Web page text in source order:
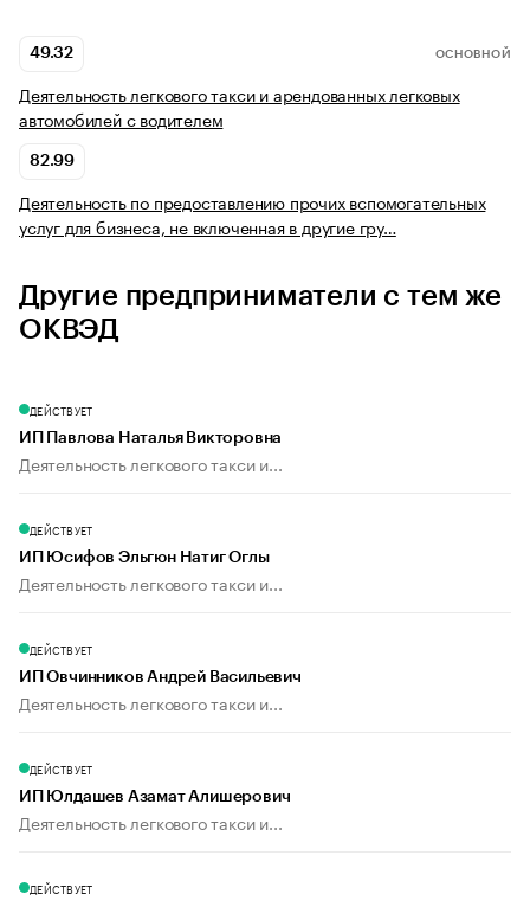
49.32 ОСНОВНОЙ
Деятельность легкового такси и арендованных легковых
автомобилей с водителем
82.99
Деятельность по предоставлению прочих вспомогательных
услуг для бизнеса, не включенная в другие гру…
Другие предприниматели с тем же
ОКВЭД
ДЕЙСТВУЕТ
ИП Павлова Наталья Викторовна
Деятельность легкового такси и...
ДЕЙСТВУЕТ
ИП Юсифов Эльгюн Натиг Оглы
Деятельность легкового такси и...
ДЕЙСТВУЕТ
ИП Овчинников Андрей Васильевич
Деятельность легкового такси и...
ДЕЙСТВУЕТ
ИП Юлдашев Азамат Алишерович
Деятельность легкового такси и...
ДЕЙСТВУЕТ